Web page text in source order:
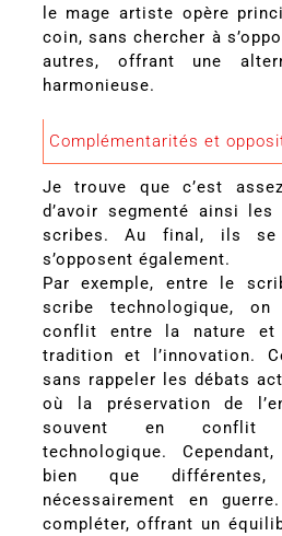
le mage artiste opère
coin, sans chercher à
autres, offrant une
harmonieuse.
Complémentarités et
Je trouve que c’est
d’avoir segmenté ainsi les
scribes. Au final, ils se
s’opposent également.
Par exemple, entre le
scribe technologique,
conflit entre la nature et
tradition et l’innovation.
sans rappeler les débats
où la préservation de
souvent en conflit
technologique.
bien que
nécessairement en
compléter, offrant un